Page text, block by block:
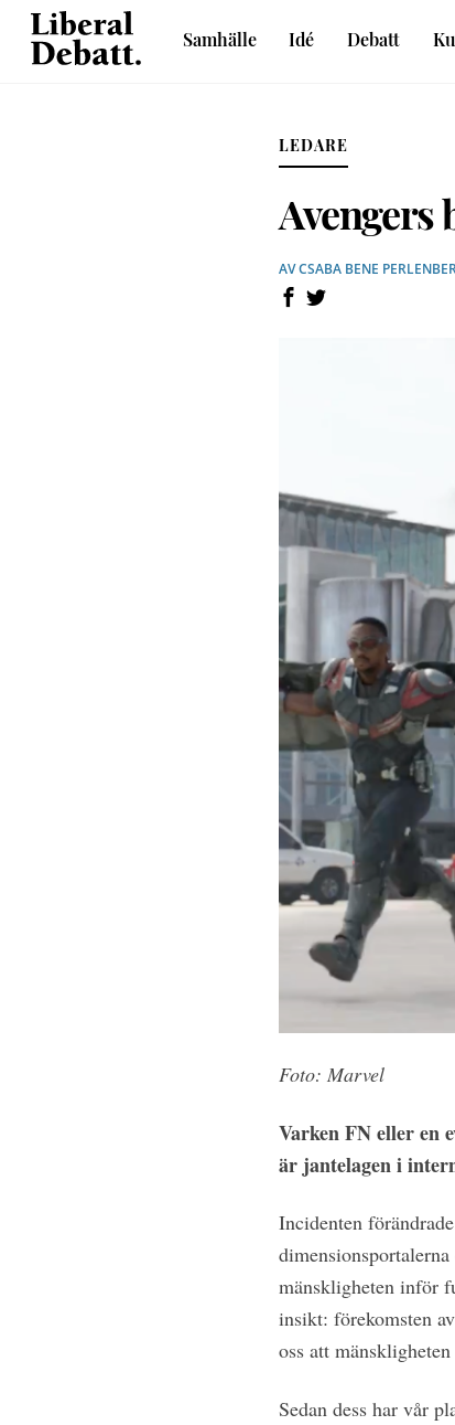
Skip
content
Samhälle Idé Debatt
LEDARE
Avengers
AVCSABA BENE
Foto: Marvel
Varken FN eller en
är jantelagen i
Incidenten
mänskligheten inför
insikt: förekomsten
oss att
Sedan dess har vår